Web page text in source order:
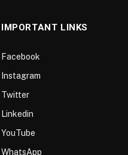
IMPORTANT LINKS
Facebook
Instagram
Twitter
Linkedin
YouTube
WhatsApp